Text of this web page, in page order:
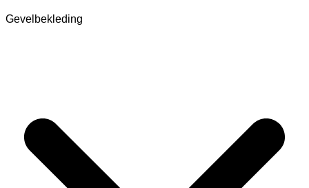
Gevelbekleding